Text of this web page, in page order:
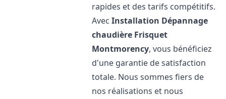
rapides et des tarifs compétitifs.
AvecInstallation Dépannage
chaudière Frisquet
Montmorency, vous bénéficiez
d'une garantie de satisfaction
totale. Nous sommes fiers de
nos réalisations et nous